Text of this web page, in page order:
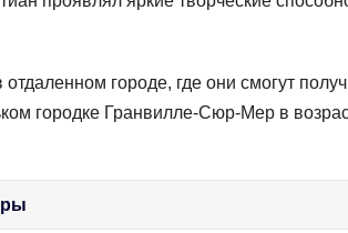
городе, где они смогут
городке Гранвилле-Сюр-Мер в